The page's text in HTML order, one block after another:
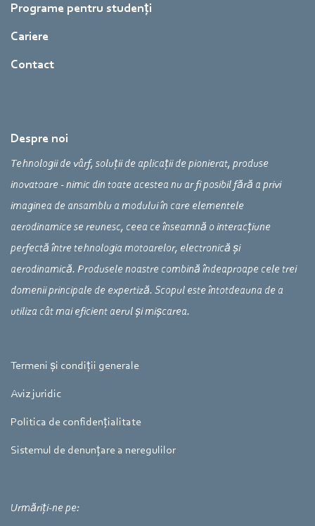
Programe pentru studenți
Cariere
Contact
Despre noi
Tehnologii de vârf, soluții de aplicații de pionierat, produse
inovatoare - nimic din toate acestea nu ar fi posibil fără a privi
imaginea de ansamblu a modului în care elementele
aerodinamice se reunesc, ceea ce înseamnă o interacțiune
perfectă între tehnologia motoarelor, electronică și
aerodinamică. Produsele noastre combină îndeaproape cele trei
domenii principale de expertiză. Scopul este întotdeauna de a
utiliza cât mai eficient aerul și mișcarea.
Termeni și condiții generale
Aviz juridic
Politica de confidențialitate
Sistemul de denunțare a neregulilor
Urmăriți-ne pe: